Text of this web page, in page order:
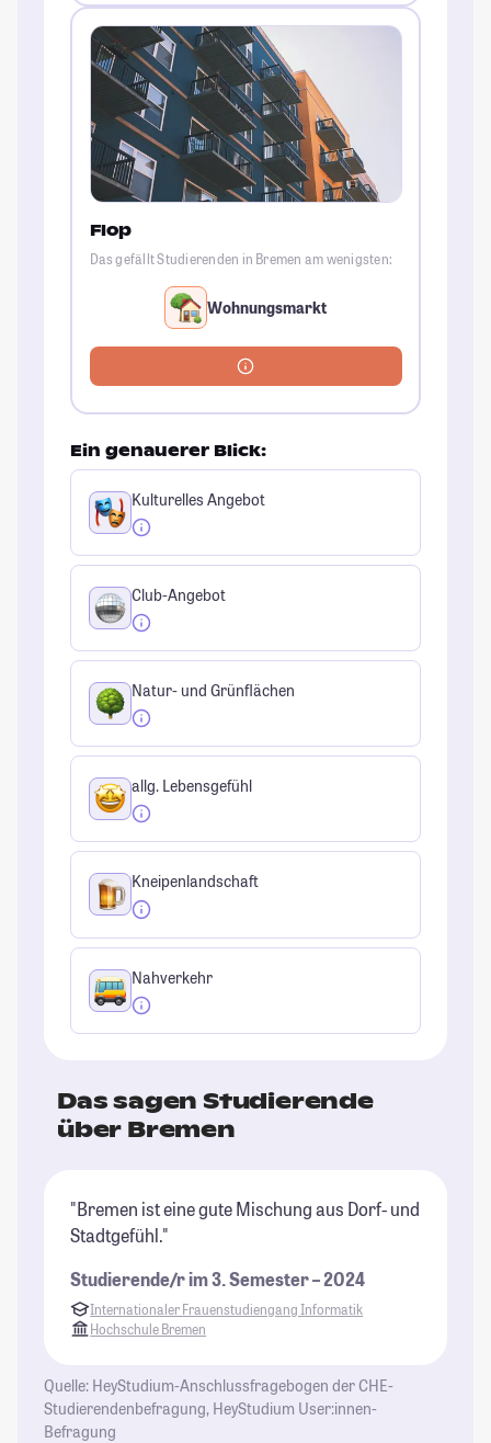
Flop
Das gefällt Studierenden in Bremen am wenigsten:
Wohnungsmarkt
Ein genauerer Blick:
Kulturelles Angebot
Club-Angebot
Natur- und Grünflächen
allg. Lebensgefühl
Kneipenlandschaft
Nahverkehr
Das sagen Studierende
über Bremen
"Bremen ist eine gute Mischung aus Dorf- und
Stadtgefühl."
Studierende/r im 3. Semester – 2024
Internationaler Frauenstudiengang Informatik
Hochschule Bremen
Quelle: HeyStudium-Anschlussfragebogen der CHE-
Studierendenbefragung, HeyStudium User:innen-
Befragung